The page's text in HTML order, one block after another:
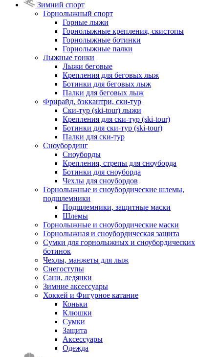
Зимний спорт
Горнолыжный спорт
Горные лыжи
Горнолыжные крепления, скистопы
Горнолыжные ботинки
Горнолыжные палки
Лыжные гонки
Лыжи беговые
Крепления для беговых лыж
Ботинки для беговых лыж
Палки для беговых лыж
Фрирайд, бэккантри, ски-тур
Ски-тур (ski-tour) лыжи
Крепления для ски-тур (ski-tour)
Ботинки для ски-тур (ski-tour)
Палки для ски-тур
Сноубординг
Сноуборды
Крепления, стрепы для сноуборда
Ботинки для сноуборда
Чехлы для сноубордов
Горнолыжные и сноубордические шлемы,
подшлемники
Подшлемники, защитные маски
Шлемы
Горнолыжные и сноубордические маски
Горнолыжная и сноубордическая защита
Сумки для горнолыжных и сноубордических
ботинок
Чехлы, манжеты для лыж
Снегоступы
Сани, ледянки
Зимние аксессуары
Хоккей и Фигурное катание
Коньки
Клюшки
Сумки
Защита
Аксессуары
Одежда